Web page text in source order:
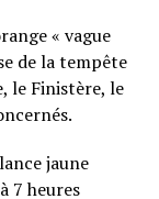
« vague
de la tempête
le Finistère, le
jaune
7 heures